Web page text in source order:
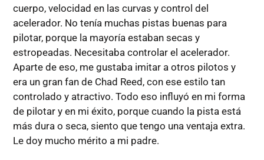
cuerpo, velocidad en las curvas y control del
acelerador. No tenía muchas pistas buenas para
pilotar, porque la mayoría estaban secas y
estropeadas. Necesitaba controlar el acelerador.
Aparte de eso, me gustaba imitar a otros pilotos y
era un gran fan de Chad Reed, con ese estilo tan
controlado y atractivo. Todo eso influyó en mi forma
de pilotar y en mi éxito, porque cuando la pista está
más dura o seca, siento que tengo una ventaja extra.
Le doy mucho mérito a mi padre.